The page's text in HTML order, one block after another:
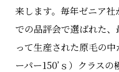
来します。毎年ゼニア
での品評会で選ばれた
って生産された原毛の
ーパー150’ｓ）クラス